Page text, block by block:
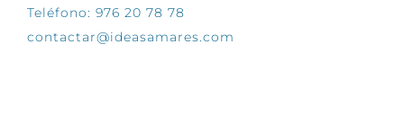
Teléfono: 976 20 78 78
contactar@ideasamares.com